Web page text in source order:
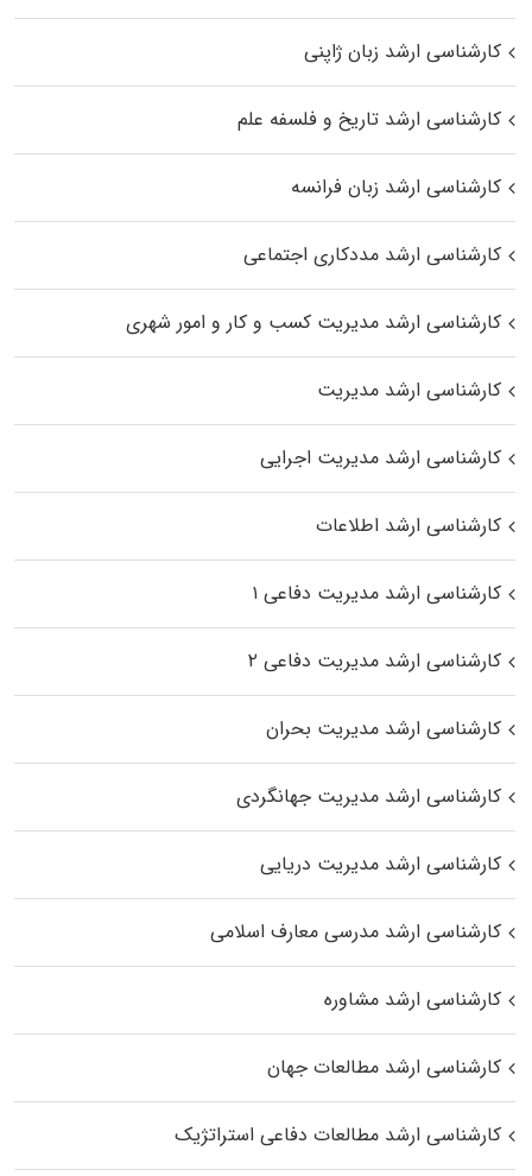
کارشناسی ارشد زبان ژاپنی
کارشناسی ارشد تاریخ و فلسفه علم
کارشناسی ارشد زبان فرانسه
کارشناسی ارشد مددکاری اجتماعی
کارشناسی ارشد مدیریت کسب و کار و امور شهری
کارشناسی ارشد مدیریت
کارشناسی ارشد مدیریت اجرایی
کارشناسی ارشد اطلاعات
کارشناسی ارشد مدیریت دفاعی ۱
کارشناسی ارشد مدیریت دفاعی ۲
کارشناسی ارشد مدیریت بحران
کارشناسی ارشد مدیریت جهانگردی
کارشناسی ارشد مدیریت دریایی
کارشناسی ارشد مدرسی معارف اسلامی
کارشناسی ارشد مشاوره
کارشناسی ارشد مطالعات جهان
کارشناسی ارشد مطالعات دفاعی استراتژیک